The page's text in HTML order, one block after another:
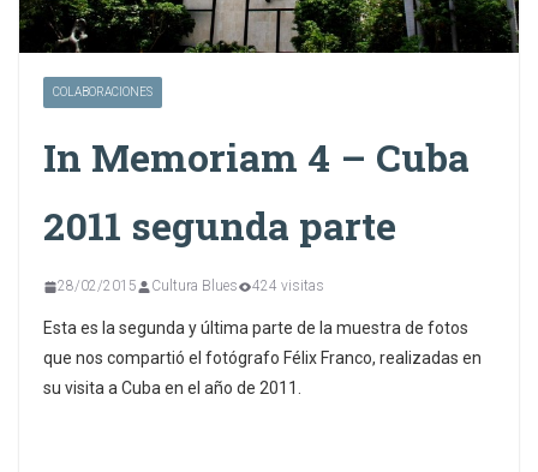
COLABORACIONES
In Memoriam 4 – Cuba
2011 segunda parte
28/02/2015 Cultura Blues 424 visitas
Esta es la segunda y última parte de la muestra de fotos
que nos compartió el fotógrafo Félix Franco, realizadas en
su visita a Cuba en el año de 2011.